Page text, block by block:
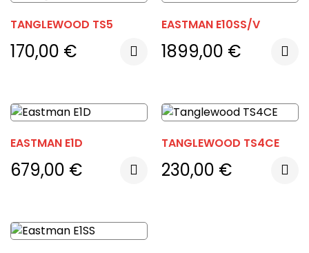
TANGLEWOOD TS5
170,00 €
EASTMAN E10SS/V
1899,00 €
EASTMAN E1D
679,00 €
TANGLEWOOD TS4CE
230,00 €